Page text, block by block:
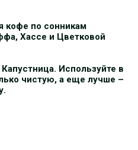
кофе по сонникам
Хассе и Цветковой
Используйте в
чистую, а еще лучше –